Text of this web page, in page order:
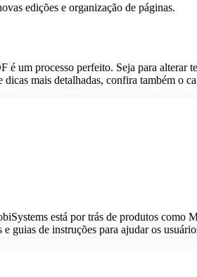
edições e organização de páginas.
um processo perfeito. Seja para alterar
mais detalhadas, confira também o
está por trás de produtos
guias de instruções para ajudar os